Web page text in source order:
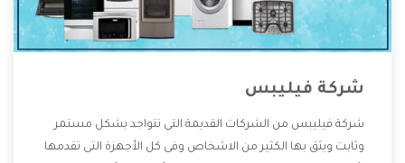
شركة فيليبس
شركة فيليبس من الشركات القديمة التى تتواجد بشكل مستمر
وثابت ويثق بها الكثير من الاشخاص وفى كل الأجهزة التى تقدمها